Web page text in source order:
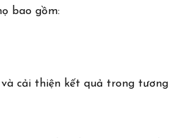
bao gồm:
cải thiện kết quả trong tương